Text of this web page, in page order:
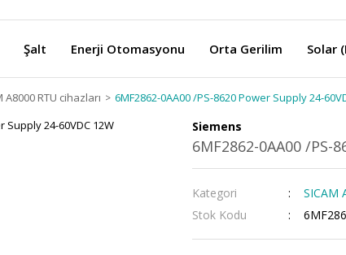
Şalt Enerji Otomasyonu Orta Gerilim Solar
A8000 RTU cihazları 6MF2862-0AA00 /PS-8620 Power Supply 24-
Siemens
6MF2862-0AA00 /PS-
Kategori
SICAM
Stok Kodu